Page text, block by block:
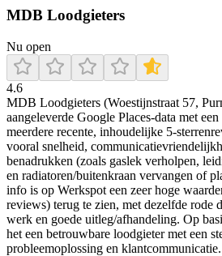
MDB Loodgieters
Nu open
4.6
MDB Loodgieters (Woestijnstraat 57,
aangeleverde Google Places-data met
meerdere recente, inhoudelijke 5-
vooral snelheid,
benadrukken (zoals gaslek verholpen,
en radiatoren/buitenkraan vervangen of
info is op Werkspot een zeer hoge
reviews) terug te zien, met dezelfde rode
werk en goede uitleg/afhandeling. Op
het een betrouwbare loodgieter met een
probleemoplossing en klantcommunicatie.